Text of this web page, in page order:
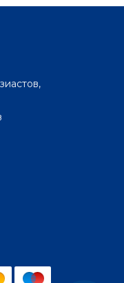
контентом.